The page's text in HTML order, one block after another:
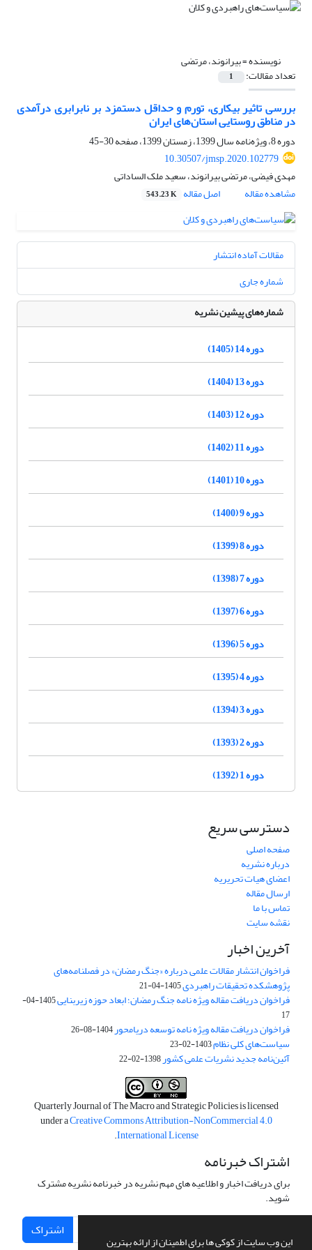
این وب سایت از کوکی ها برای اطمینان از ارائه بهترین
نویسنده =بیرانوند، مرتضی
تعداد مقالات: 1
بررسی تاثیر بیکاری، تورم و حداقل دستمزد بر نابرابری درآمدی
در مناطق روستایی استان‌های ایران
دوره 8، ویژه‌نامه سال 1399، زمستان 1399، صفحه
30-45
10.30507/jmsp.2020.102779
مهدی فیضی، مرتضی بیرانوند، سعید ملک الساداتی
مشاهده مقاله
اصل مقاله 543.23 K
مقالات آماده انتشار
شماره جاری
شماره‌های پیشین نشریه
دوره 14 (1405)
دوره 13 (1404)
دوره 12 (1403)
دوره 11 (1402)
دوره 10 (1401)
دوره 9 (1400)
دوره 8 (1399)
دوره 7 (1398)
دوره 6 (1397)
دوره 5 (1396)
دوره 4 (1395)
دوره 3 (1394)
دوره 2 (1393)
دوره 1 (1392)
دسترسی سریع
صفحه اصلی
درباره نشریه
اعضای هیات تحریریه
ارسال مقاله
تماس با ما
نقشه سایت
آخرین اخبار
فراخوان انتشار مقالات علمی درباره «جنگ رمضان» در فصلنامه‌های
پژوهشکده تحقیقات راهبردی1405-04-21
فراخوان دریافت مقاله ویژه نامه جنگ رمضان؛ ابعاد حوزه زیربنایی
1405-04-
17
فراخوان دریافت مقاله ویژه نامه توسعه دریامحور1404-08-26
سیاست‌های کلی نظام1403-02-23
آئین‌نامه جدید نشریات علمی کشور1398-02-22
Quarterly Journal of The Macro and Strategic Policies is licensed
under aCreative Commons Attribution-NonCommercial 4.0
International License
.
اشتراک خبرنامه
برای دریافت اخبار و اطلاعیه های مهم نشریه در خبرنامه نشریه مشترک
شوید.
اشتراک